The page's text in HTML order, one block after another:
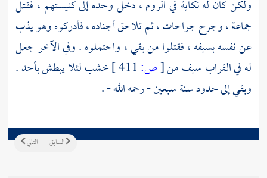
ولكن كان له نكاية فيالروم، دخل وحده إلى كنيستهم ، فقتل
جماعة ، وجرح جراحات ، ثم تلاحق أجناده ، فأدركوه وهو يذب
عن نفسه بسيفه ، فقتلوا من بقي ، واحتملوه . وفي الآخر جعل
له في القراب سيف من[ص:
خشب لئلا يبطش بأحد .
وبقي إلى حدود سنة سبعين - رحمه الله - .
التالي السابق